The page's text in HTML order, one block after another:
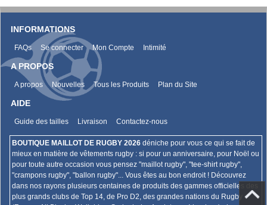
INFORMATIONS
FAQs Se connecter Mon Compte Intimité
A PROPOS
A propos Nouvelles Tous les Produits Plan du Site
AIDE
Guide des tailles Livraison Contactez-nous
BOUTIQUE MAILLOT DE RUGBY 2026 déniche pour vous ce qui se fait de
mieux en matière de vêtements rugby : si pour un anniversaire, pour Noël ou
pour toute autre occasion vous pensez "maillot rugby", "tee-shirt rugby",
"crampons rugby", "ballon rugby"... Vous êtes au bon endroit ! Découvrez
dans nos rayons plusieurs centaines de produits des gammes officielles des
plus grands clubs de Top 14, de Pro D2, des grandes nations du Rugby